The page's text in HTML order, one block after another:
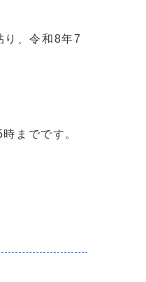
、令和8年7
までです。